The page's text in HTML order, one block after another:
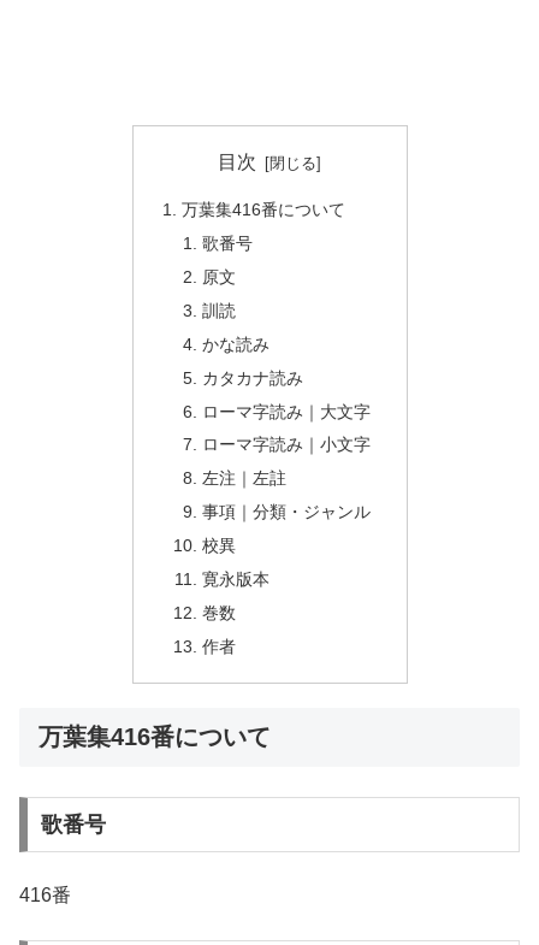
目次
万葉集416番について
歌番号
原文
訓読
かな読み
カタカナ読み
ローマ字読み｜大文字
ローマ字読み｜小文字
左注｜左註
事項｜分類・ジャンル
校異
寛永版本
巻数
作者
万葉集416番について
歌番号
416番